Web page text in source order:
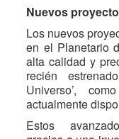
Nuevos
Los nuevos
en el Planetario
alta calidad y
recién
Universo’,
actualmente
Estos